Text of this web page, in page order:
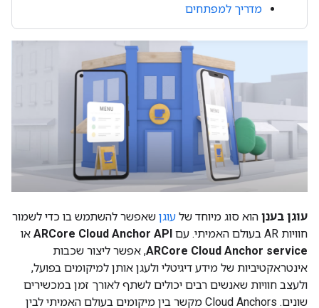
מדריך למפתחים
עוגן בענן הוא סוג מיוחד של עוגן שאפשר להשתמש בו כדי לשמור
חוויות AR בעולם האמיתי. עם
ARCore Cloud Anchor API או
ARCore Cloud Anchor service, אפשר ליצור שכבות
אינטראקטיביות של מידע דיגיטלי ולעגן אותן למיקומים בפועל,
ולעצב חוויות שאנשים רבים יכולים לשתף לאורך זמן במכשירים
שונים. ‫Cloud Anchors מקשר בין מיקומים בעולם האמיתי לבין